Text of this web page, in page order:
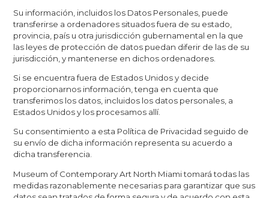
Su información, incluidos los Datos Personales, puede
transferirse a ordenadores situados fuera de su estado,
provincia, país u otra jurisdicción gubernamental en la que
las leyes de protección de datos puedan diferir de las de su
jurisdicción, y mantenerse en dichos ordenadores.
Si se encuentra fuera de Estados Unidos y decide
proporcionarnos información, tenga en cuenta que
transferimos los datos, incluidos los datos personales, a
Estados Unidos y los procesamos allí.
Su consentimiento a esta Política de Privacidad seguido de
su envío de dicha información representa su acuerdo a
dicha transferencia.
Museum of Contemporary Art North Miami tomará todas las
medidas razonablemente necesarias para garantizar que sus